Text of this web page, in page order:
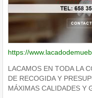
https://
LACAMOS EN TODA LA
DE RECOGIDA Y
MÁXIMAS CALIDADES Y